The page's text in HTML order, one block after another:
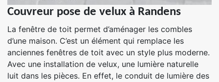
Couvreur pose de velux à Randens
La fenêtre de toit permet d’aménager les combles
d’une maison. C’est un élément qui remplace les
anciennes fenêtres de toit avec un style plus moderne.
Avec une installation de velux, une lumière naturelle
luit dans les pièces. En effet, le conduit de lumière des